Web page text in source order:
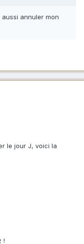
annuler mon
le jour J, voici la
!